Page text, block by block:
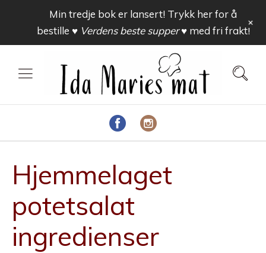
Hjemmelaget
potetsalat
ingredienser
Min tredje bok er lansert! Trykk her for å
bestille ♥ Verdens beste supper ♥med fri frakt!
+